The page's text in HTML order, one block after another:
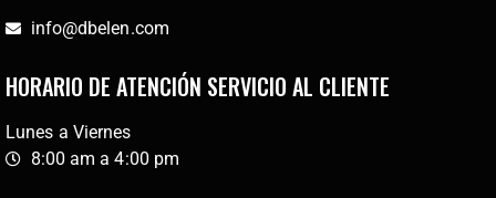
info@dbelen.com
HORARIO DE ATENCIÓN SERVICIO AL CLIENTE
Lunes a Viernes
8:00 am a 4:00 pm